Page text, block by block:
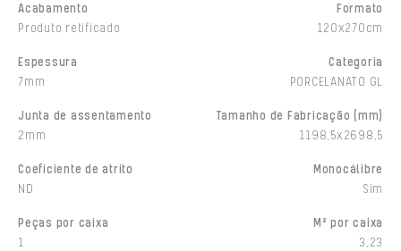
Acabamento
Produto retificado
Formato
120x270cm
Espessura
7mm
Categoria
PORCELANATO GL
Junta de assentamento
2mm
Tamanho de Fabricação (mm)
1198,5x2698,5
Coeficiente de atrito
ND
Monocálibre
Sim
Peças por caixa
1
M² por caixa
3,23